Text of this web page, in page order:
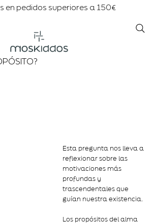
en pedidos superiores a 150€
Esta pregunta nos lleva a
reflexionar sobre las
motivaciones más
profundas y
trascendentales que
guían nuestra existencia.
Los propósitos del alma